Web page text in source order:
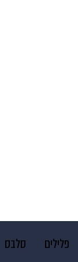
פלילים סלבס